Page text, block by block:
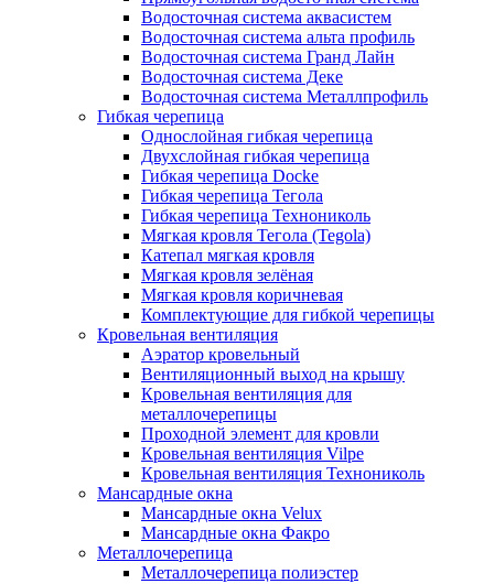
Водосточная система аквасистем
Водосточная система альта профиль
Водосточная система Гранд Лайн
Водосточная система Деке
Водосточная система Металлпрофиль
Гибкая черепица
Однослойная гибкая черепица
Двухслойная гибкая черепица
Гибкая черепица Docke
Гибкая черепица Тегола
Гибкая черепица Технониколь
Мягкая кровля Тегола (Tegola)
Катепал мягкая кровля
Мягкая кровля зелёная
Мягкая кровля коричневая
Комплектующие для гибкой черепицы
Кровельная вентиляция
Аэратор кровельный
Вентиляционный выход на крышу
Кровельная вентиляция для
металлочерепицы
Проходной элемент для кровли
Кровельная вентиляция Vilpe
Кровельная вентиляция Технониколь
Мансардные окна
Мансардные окна Velux
Мансардные окна Факро
Металлочерепица
Металлочерепица полиэстер